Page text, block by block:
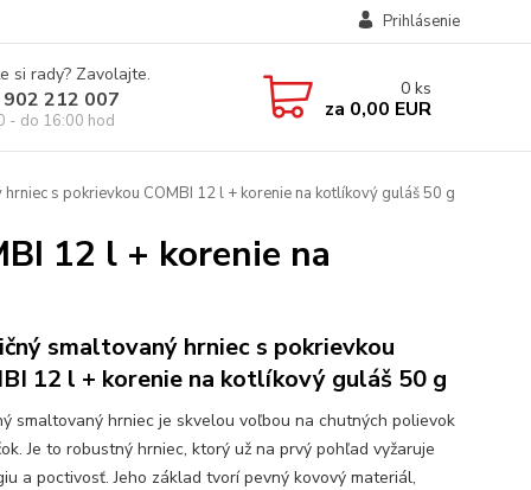
Prihlásenie
si rady? Zavolajte.
212 007
- do 16:00 hod
0 ks
za 0,00 EUR
s pokrievkou COMBI 12 l + korenie na kotlíkový guláš 50 g
12 l + korenie na
smaltovaný hrniec s pokrievkou
12 l + korenie na kotlíkový guláš 50 g
smaltovaný hrniec je skvelou voľbou na chutných polievok
Je to robustný hrniec, ktorý už na prvý pohľad vyžaruje
a poctivosť. Jeho základ tvorí pevný kovový materiál,